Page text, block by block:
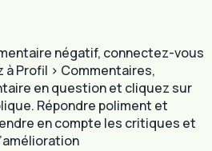
négatif, connectez-vous
Profil > Commentaires,
en question et cliquez sur
Répondre poliment et
en compte les critiques et